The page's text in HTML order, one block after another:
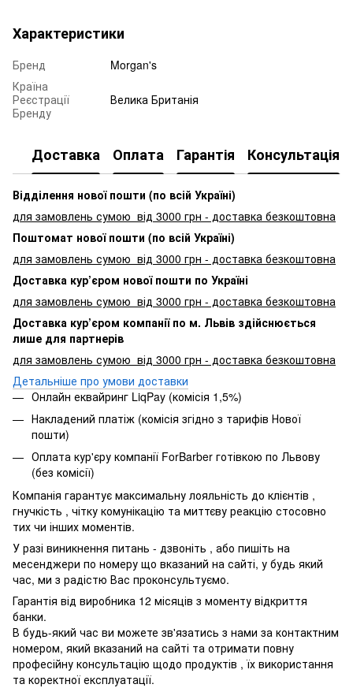
Характеристики
Бренд
Morgan's
Країна
Реєстрації
Бренду
Велика Британія
Доставка Оплата Гарантія Консультація
Відділення нової пошти (по всій Україні)
для замовлень сумою від 3000 грн - доставка безкоштовна
Поштомат нової пошти (по всій Україні)
для замовлень сумою від 3000 грн - доставка безкоштовна
Доставка кур’єром нової пошти по Україні
для замовлень сумою від 3000 грн - доставка безкоштовна
Доставка кур’єром компанії по м. Львів здійснюється
лише для партнерів
для замовлень сумою від 3000 грн - доставка безкоштовна
Детальніше про умови доставки
Онлайн еквайринг LiqPay (комісія 1,5%)
Накладений платіж (комісія згідно з тарифів Нової
пошти)
Оплата кур'єру компанії ForBarber готівкою по Львову
(без комісії)
Компанія гарантує максимальну лояльність до клієнтів ,
гнучкість , чітку комунікацію та миттєву реакцію стосовно
тих чи інших моментів.
У разі виникнення питань - дзвоніть , або пишіть на
месенджери по номеру що вказаний на сайті, у будь який
час, ми з радістю Вас проконсультуємо.
Гарантія від виробника 12 місяців з моменту відкриття
банки.
В будь-який час ви можете зв'язатись з нами за контактним
номером, який вказаний на сайті та отримати повну
професійну консультацію щодо продуктів , їх використання
та коректної експлуатації.